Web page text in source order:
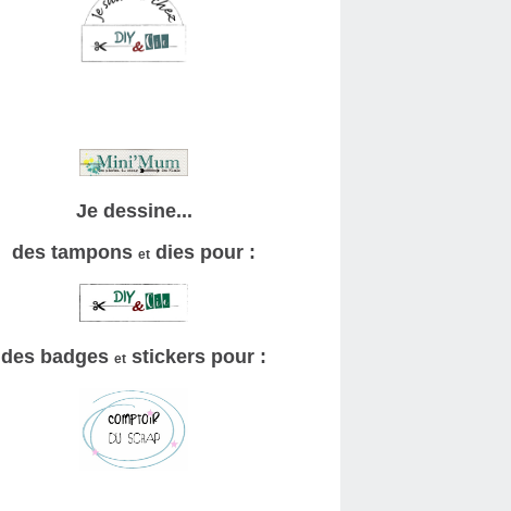
Je dessine...
des tampons et dies pour :
des badges et stickers pour :